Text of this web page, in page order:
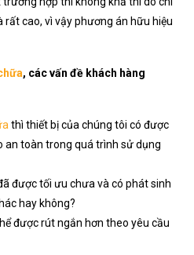
rất cao, vì vậy phương án hữu hiệu
, các vấn đề khách hàng
thì thiết bị của chúng tôi có được
an toàn trong quá trình sử dụng
được tối ưu chưa và có phát sinh
hay không?
được rút ngắn hơn theo yêu cầu